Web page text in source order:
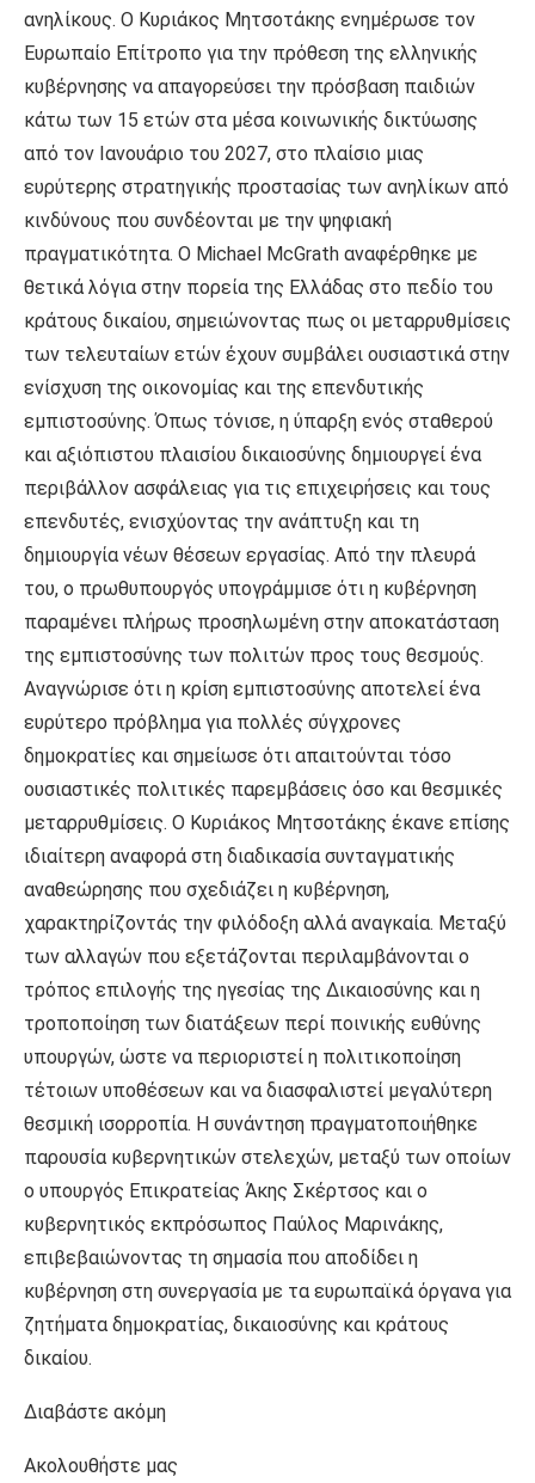
ανηλίκους. Ο Κυριάκος Μητσοτάκης ενημέρωσε τον
Ευρωπαίο Επίτροπο για την πρόθεση της ελληνικής
κυβέρνησης να απαγορεύσει την πρόσβαση παιδιών
κάτω των 15 ετών στα μέσα κοινωνικής δικτύωσης
από τον Ιανουάριο του 2027, στο πλαίσιο μιας
ευρύτερης στρατηγικής προστασίας των ανηλίκων από
κινδύνους που συνδέονται με την ψηφιακή
πραγματικότητα. Ο Michael McGrath αναφέρθηκε με
θετικά λόγια στην πορεία της Ελλάδας στο πεδίο του
κράτους δικαίου, σημειώνοντας πως οι μεταρρυθμίσεις
των τελευταίων ετών έχουν συμβάλει ουσιαστικά στην
ενίσχυση της οικονομίας και της επενδυτικής
εμπιστοσύνης. Όπως τόνισε, η ύπαρξη ενός σταθερού
και αξιόπιστου πλαισίου δικαιοσύνης δημιουργεί ένα
περιβάλλον ασφάλειας για τις επιχειρήσεις και τους
επενδυτές, ενισχύοντας την ανάπτυξη και τη
δημιουργία νέων θέσεων εργασίας. Από την πλευρά
του, ο πρωθυπουργός υπογράμμισε ότι η κυβέρνηση
παραμένει πλήρως προσηλωμένη στην αποκατάσταση
της εμπιστοσύνης των πολιτών προς τους θεσμούς.
Αναγνώρισε ότι η κρίση εμπιστοσύνης αποτελεί ένα
ευρύτερο πρόβλημα για πολλές σύγχρονες
δημοκρατίες και σημείωσε ότι απαιτούνται τόσο
ουσιαστικές πολιτικές παρεμβάσεις όσο και θεσμικές
μεταρρυθμίσεις. Ο Κυριάκος Μητσοτάκης έκανε επίσης
ιδιαίτερη αναφορά στη διαδικασία συνταγματικής
αναθεώρησης που σχεδιάζει η κυβέρνηση,
χαρακτηρίζοντάς την φιλόδοξη αλλά αναγκαία. Μεταξύ
των αλλαγών που εξετάζονται περιλαμβάνονται ο
τρόπος επιλογής της ηγεσίας της Δικαιοσύνης και η
τροποποίηση των διατάξεων περί ποινικής ευθύνης
υπουργών, ώστε να περιοριστεί η πολιτικοποίηση
τέτοιων υποθέσεων και να διασφαλιστεί μεγαλύτερη
θεσμική ισορροπία. Η συνάντηση πραγματοποιήθηκε
παρουσία κυβερνητικών στελεχών, μεταξύ των οποίων
ο υπουργός Επικρατείας Άκης Σκέρτσος και ο
κυβερνητικός εκπρόσωπος Παύλος Μαρινάκης,
επιβεβαιώνοντας τη σημασία που αποδίδει η
κυβέρνηση στη συνεργασία με τα ευρωπαϊκά όργανα για
ζητήματα δημοκρατίας, δικαιοσύνης και κράτους
δικαίου.
Διαβάστε ακόμη
Ακολουθήστε μας